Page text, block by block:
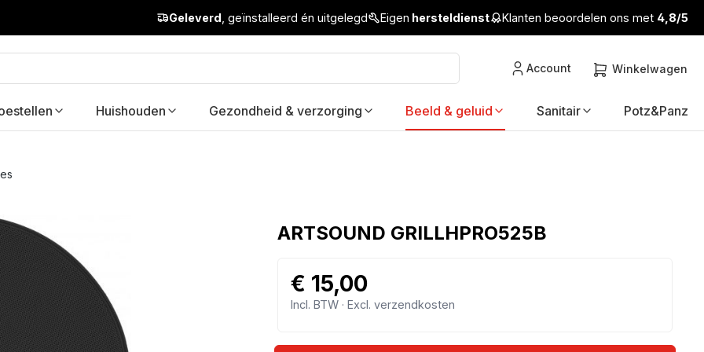
Geleverd , geïnstalleerd én uitgelegd Eigen hersteldienst Klanten beoordelen ons met 4,8/5
Account Winkelwagen
Huishouden Gezondheid & verzorging Beeld & geluid Sanitair Potz&Panz
ARTSOUND GRILLHPRO525B
€ 15,00
Incl. BTW · Excl. verzendkosten